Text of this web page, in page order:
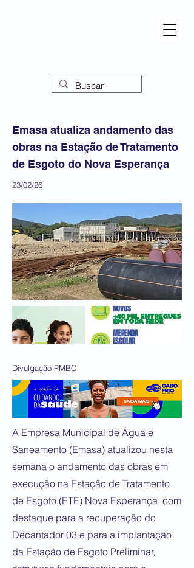
Emasa atualiza andamento das
obras na Estação de Tratamento
de Esgoto do Nova Esperança
23/02/26
Divulgação PMBC
A Empresa Municipal de Água e
Saneamento (Emasa) atualizou nesta
semana o andamento das obras em
execução na Estação de Tratamento
de Esgoto (ETE) Nova Esperança, com
destaque para a recuperação do
Decantador 03 e para a implantação
da Estação de Esgoto Preliminar,